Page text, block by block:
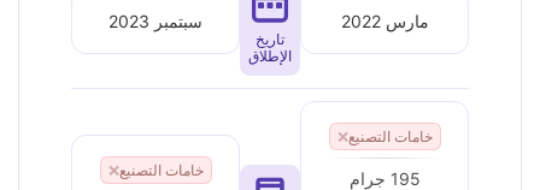
مارس 2022
تاريخ
الإطلاق
سبتمبر 2023
خامات التصنيع❌
195 جرام
خامات التصنيع❌